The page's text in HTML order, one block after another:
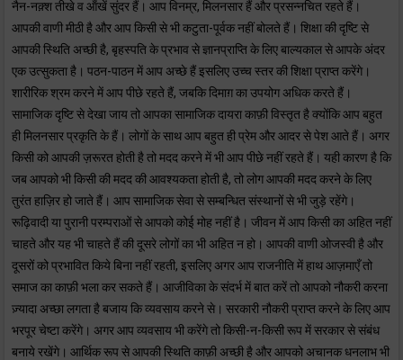
नैन-नक़्श तीखे व ऑंखें सुंदर हैं। आप विनम्र, मिलनसार हैं और प्रसन्नचित रहते हैं।
आपकी वाणी मीठी है और आप किसी से भी कटुता-पूर्वक नहीं बोलते हैं। शिक्षा की दृष्टि से
आपकी स्थिति अच्छी है, बृहस्पति के प्रभाव से ज्ञानप्राप्ति के लिए बाल्यकाल से आपके अंदर
एक उत्सुकता है। पठन-पाठन में आप अच्छे हैं इसलिए उच्च स्तर की शिक्षा प्राप्त करेंगे।
शारीरिक श्रम करने में आप पीछे रहते हैं, जबकि दिमाग़ का उपयोग अधिक करते हैं।
सामाजिक दृष्टि से देखा जाय तो आपका सामाजिक दायरा काफ़ी विस्तृत है क्योंकि आप बहुत
ही मिलनसार प्रकृति के हैं। लोगों के साथ आप बहुत ही प्रेम और आदर से पेश आते हैं। अगर
किसी को आपकी ज़रूरत होती है तो मदद करने में भी आप पीछे नहीं रहते हैं। यही कारण है कि
जब आपको भी किसी की मदद की आवश्यकता होती है, तो लोग आपकी मदद करने के लिए
तुरंत हाज़िर हो जाते हैं। आप सामाजिक सेवा से सम्बन्धित संस्थानों से भी जुड़े रहेंगे।
रूढ़िवादी या पुरानी परम्पराओं से आपको कोई मोह नहीं है। जीवन में आप किसी का अहित नहीं
चाहते और यह भी चाहते हैं की दूसरे लोगों का भी अहित न हो। आपकी वाणी ओजस्वी है और
दूसरों को प्रभावित किये बिना नहीं रहती, इसलिए अगर आप राजनीति में हाथ आज़माएँ तो
समाज का काफ़ी भला कर सकते हैं। आजीविका के संदर्भ में बात करें तो आपको नौकरी करना
ज़्यादा अच्छा लगता है बजाय कि व्यवसाय करने से। सरकारी नौकरी प्राप्त करने के लिए आप
भरपूर चेष्टा करेंगे। अगर आप व्यवसाय भी करेंगे तो किसी-न-किसी रूप में सरकार से संबंध
बनाये रखेंगे। आर्थिक रूप से आपकी स्थिति काफ़ी अच्छी है और आपको अचानक धनलाभ भी